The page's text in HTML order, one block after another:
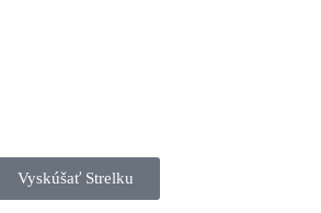
Vyskúšať Strelku